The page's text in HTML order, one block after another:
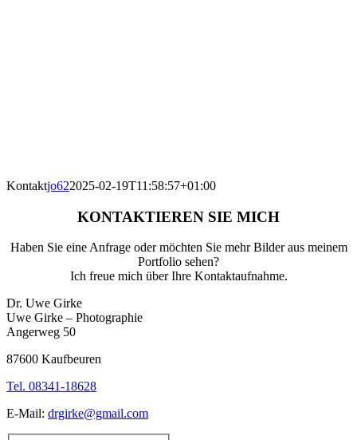
Kontaktjo622025-02-19T11:58:57+01:00
KONTAKTIEREN SIE MICH
Haben Sie eine Anfrage oder möchten Sie mehr Bilder aus meinem
Portfolio sehen?
Ich freue mich über Ihre Kontaktaufnahme.
Dr. Uwe Girke
Uwe Girke – Photographie
Angerweg 50
87600 Kaufbeuren
Tel. 08341-18628
E-Mail: drgirke@gmail.com